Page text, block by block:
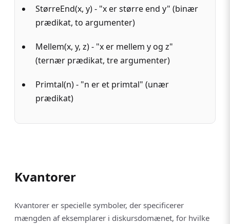
StørreEnd(x, y) - "x er større end y" (binær
prædikat, to argumenter)
Mellem(x, y, z) - "x er mellem y og z"
(ternær prædikat, tre argumenter)
Primtal(n) - "n er et primtal" (unær
prædikat)
Kvantorer
Kvantorer er specielle symboler, der specificerer
mængden af eksemplarer i diskursdomænet, for hvilke